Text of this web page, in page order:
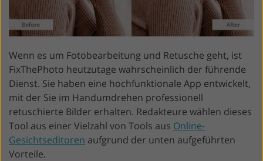
Wenn es um Fotobearbeitung und Retusche geht, ist
FixThePhoto heutzutage wahrscheinlich der führende
Dienst. Sie haben eine hochfunktionale App entwickelt,
mit der Sie im Handumdrehen professionell
retuschierte Bilder erhalten. Redakteure wählen dieses
Tool aus einer Vielzahl von Tools aus Online-
Gesichtseditoren aufgrund der unten aufgeführten
Vorteile.